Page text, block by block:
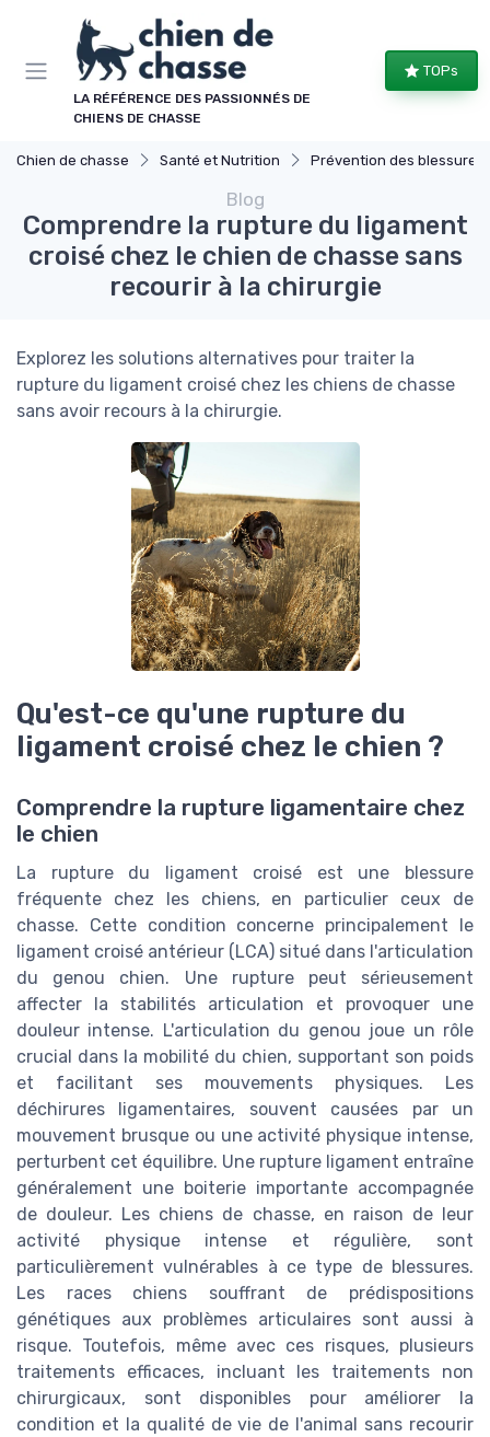
LA RÉFÉRENCE DES PASSIONNÉS DE
CHIENS DE CHASSE
TOPs
Chien de chasse Santé et Nutrition Prévention des blessures
Blog
Comprendre la rupture du ligament
croisé chez le chien de chasse sans
recourir à la chirurgie
Explorez les solutions alternatives pour traiter la
rupture du ligament croisé chez les chiens de chasse
sans avoir recours à la chirurgie.
Qu'est-ce qu'une rupture du
ligament croisé chez le chien ?
Comprendre la rupture ligamentaire chez
le chien
La rupture du ligament croisé est une blessure
fréquente chez les chiens, en particulier ceux de
chasse. Cette condition concerne principalement le
ligament croisé antérieur (LCA) situé dans l'articulation
du genou chien. Une rupture peut sérieusement
affecter la stabilités articulation et provoquer une
douleur intense. L'articulation du genou joue un rôle
crucial dans la mobilité du chien, supportant son poids
et facilitant ses mouvements physiques. Les
déchirures ligamentaires, souvent causées par un
mouvement brusque ou une activité physique intense,
perturbent cet équilibre. Une rupture ligament entraîne
généralement une boiterie importante accompagnée
de douleur. Les chiens de chasse, en raison de leur
activité physique intense et régulière, sont
particulièrement vulnérables à ce type de blessures.
Les races chiens souffrant de prédispositions
génétiques aux problèmes articulaires sont aussi à
risque. Toutefois, même avec ces risques, plusieurs
traitements efficaces, incluant les traitements non
chirurgicaux, sont disponibles pour améliorer la
condition et la qualité de vie de l'animal sans recourir
Panneau de gestion des cookies